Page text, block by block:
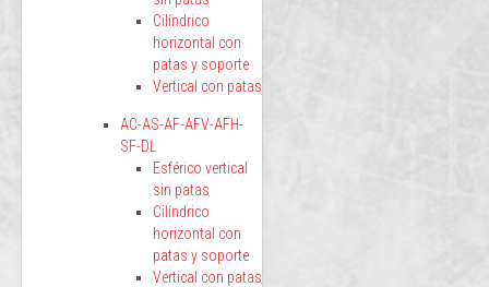
Cilíndrico
horizontal con
patas y soporte
Vertical con patas
AC-AS-AF-AFV-AFH-
SF-DL
Esférico vertical
sin patas
Cilíndrico
horizontal con
patas y soporte
Vertical con patas